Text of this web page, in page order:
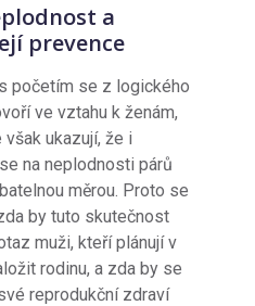
a
prevence
početím se z logického
ve vztahu k ženám,
ukazují, že i
na neplodnosti párů
měrou. Proto se
by tuto skutečnost
muži, kteří plánují v
rodinu, a zda by se
reprodukční zdraví